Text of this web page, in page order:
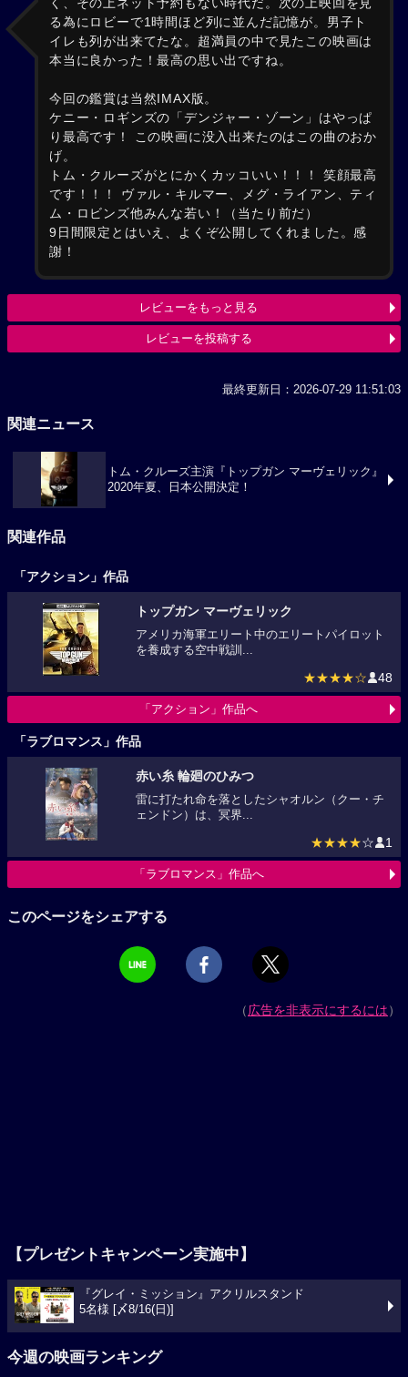
く、その上ネット予約もない時代だ。次の上映回を見
る為にロビーで1時間ほど列に並んだ記憶が。男子ト
イレも列が出来てたな。超満員の中で見たこの映画は
本当に良かった！最高の思い出ですね。
今回の鑑賞は当然IMAX版。
ケニー・ロギンズの「デンジャー・ゾーン」はやっぱ
り最高です！ この映画に没入出来たのはこの曲のおか
げ。
トム・クルーズがとにかくカッコいい！！！ 笑顔最高
です！！！ ヴァル・キルマー、メグ・ライアン、ティ
ム・ロビンズ他みんな若い！（当たり前だ）
9日間限定とはいえ、よくぞ公開してくれました。感
謝！
レビューをもっと見る
レビューを投稿する
最終更新日：2026-07-29 11:51:03
関連ニュース
トム・クルーズ主演『トップガン マーヴェリック』
2020年夏、日本公開決定！
関連作品
「アクション」作品
トップガン マーヴェリック
アメリカ海軍エリート中のエリートパイロット
を養成する空中戦訓...
★★★★☆ 48
「アクション」作品へ
「ラブロマンス」作品
赤い糸 輪廻のひみつ
雷に打たれ命を落としたシャオルン（クー・チ
ェンドン）は、冥界...
★★★★☆ 1
「ラブロマンス」作品へ
このページをシェアする
（広告を非表示にするには）
【プレゼントキャンペーン実施中】
『グレイ・ミッション』アクリルスタンド
5名様 [〆8/16(日)]
今週の映画ランキング